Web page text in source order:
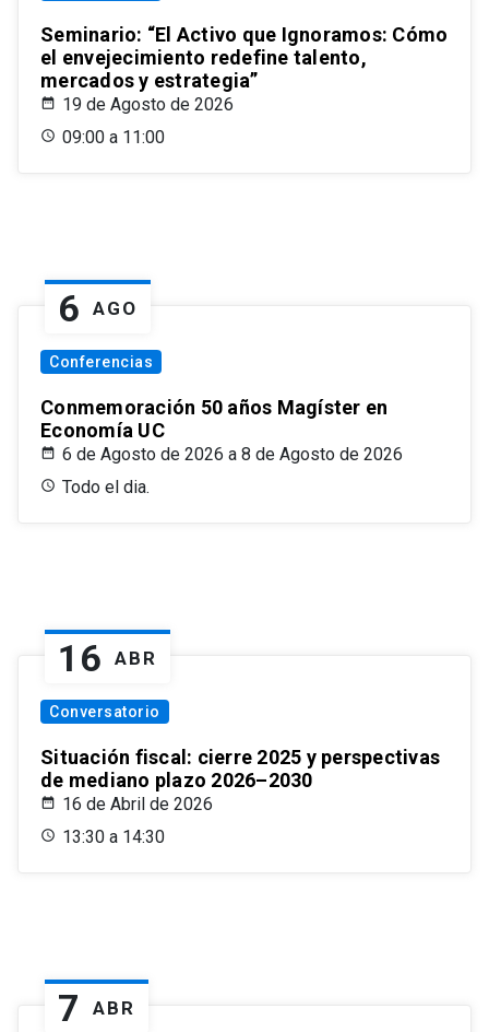
Seminario: “El Activo que Ignoramos: Cómo
el envejecimiento redefine talento,
mercados y estrategia”
19 de Agosto de 2026
09:00 a 11:00
6 AGO
Conferencias
Conmemoración 50 años Magíster en
Economía UC
6 de Agosto de 2026 a 8 de Agosto de 2026
Todo el dia.
16 ABR
Conversatorio
Situación fiscal: cierre 2025 y perspectivas
de mediano plazo 2026–2030
16 de Abril de 2026
13:30 a 14:30
7 ABR